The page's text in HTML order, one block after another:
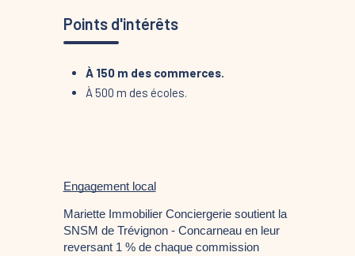
Points d'intérêts
À 150 m des commerces.
À 500 m des écoles.
Engagement local
Mariette Immobilier Conciergerie soutient la
SNSM de Trévignon - Concarneau en leur
reversant 1 % de chaque commission